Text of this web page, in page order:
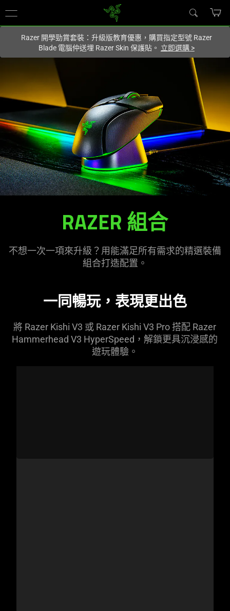
網站.
Razer 開學勁賞套裝：升級版教育優惠，購買指定型號 Razer
Blade 電腦仲送埋 Razer Skin 保護貼。 立即選購 >
RAZER組合
不想一次一項來升級？用能滿足所有需求的精選裝備
組合打造配置。
一同暢玩，表現更出色
將 Razer Kishi V3 或 Razer Kishi V3 Pro 搭配 Razer
Hammerhead V3 HyperSpeed，解鎖更具沉浸感的
遊玩體驗。